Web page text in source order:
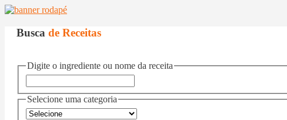
Busca de Receitas
Digite o ingrediente ou nome da receita
Selecione uma categoria